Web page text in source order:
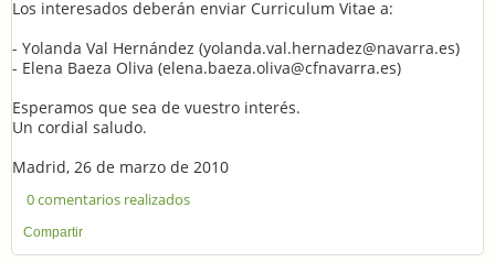
Los interesados deberán enviar Curriculum Vitae a:
- Yolanda Val Hernández (yolanda.val.hernadez@navarra.es)
- Elena Baeza Oliva (elena.baeza.oliva@cfnavarra.es)
Esperamos que sea de vuestro interés.
Un cordial saludo.
Madrid, 26 de marzo de 2010
0 comentarios realizados
Compartir